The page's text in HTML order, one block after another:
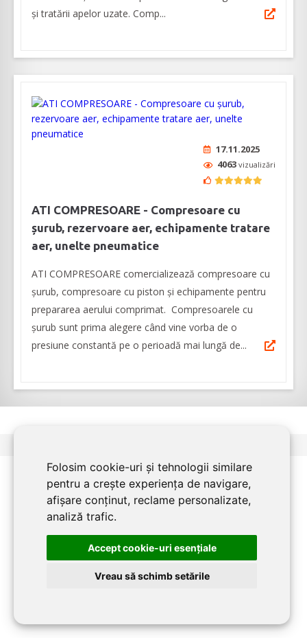
Folosim cookie-uri și tehnologii similare
pentru a crește experiența de navigare,
afișare conținut, reclame personalizate,
analiză trafic.
Accept cookie-uri esenţiale
Vreau să schimb setările
și tratării apelor uzate. Comp...
17.11.2025
4063 vizualizări
ATI COMPRESOARE - Compresoare cu
șurub, rezervoare aer, echipamente tratare
aer, unelte pneumatice
ATI COMPRESOARE comercializează compresoare cu
șurub, compresoare cu piston şi echipamente pentru
prepararea aerului comprimat. Compresoarele cu
șurub sunt prima alegere când vine vorba de o
presiune constantă pe o perioadă mai lungă de...
PENTRU FIRME:
Despre BRASOV CONSTRUCT
Inscriere firmă în BRASOV CONSTRUCT